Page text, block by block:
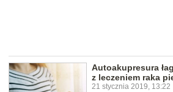
Autoakupresura
z leczeniem raka
21 stycznia 2019, 13:22